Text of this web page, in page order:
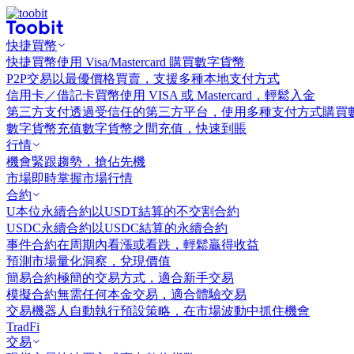
快捷買幣
快捷買幣使用 Visa/Mastercard 購買數字貨幣
P2P交易 以最優價格買賣，支援多種本地支付方式
信用卡／借記卡買幣使用 VISA 或 Mastercard，輕鬆入金
第三方支付透過受信任的第三方平台，使用多種支付方式購買
數字貨幣充值數字貨幣之間充值，快速到賬
行情
機會緊跟趨勢，搶佔先機
市場即時掌握市場行情
合約
U本位永續合約 以USDT結算的不交割合約
USDC永續合約 以USDC結算的永續合約
事件合約在周期內看漲或看跌，輕鬆贏得收益
預測市場量化洞察，兌現價值
簡易合約極簡的交易方式，適合新手交易
模擬合約無需任何本金交易，適合體驗交易
交易機器人 自動執行預設策略，在市場波動中抓住機會
TradFi
交易